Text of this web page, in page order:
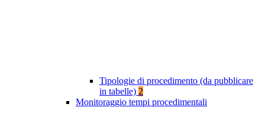
Tipologie di procedimento (da pubblicare
in tabelle) 2
Monitoraggio tempi procedimentali